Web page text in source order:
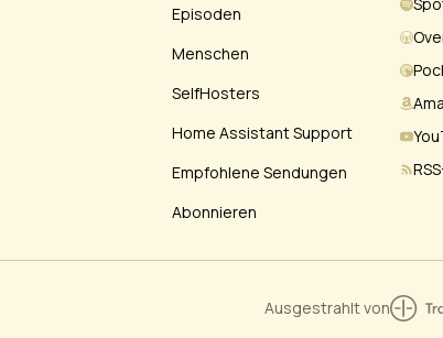
Episoden
Menschen
SelfHosters
Home Assistant Support
Empfohlene Sendungen
Abonnieren
Ausgestrahlt von